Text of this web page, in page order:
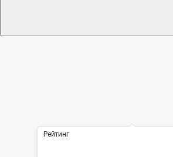
Рейтинг